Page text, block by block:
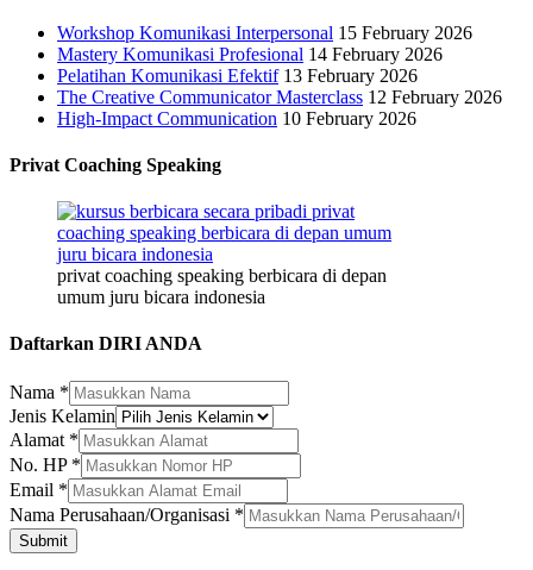
Workshop Komunikasi Interpersonal 15 February 2026
Mastery Komunikasi Profesional 14 February 2026
Pelatihan Komunikasi Efektif 13 February 2026
The Creative Communicator Masterclass 12 February 2026
High-Impact Communication 10 February 2026
Privat Coaching Speaking
privat coaching speaking berbicara di depan
umum juru bicara indonesia
Daftarkan DIRI ANDA
Nama *
Jenis Kelamin
Alamat *
Kelamin
Jenis
Alamat
No. HP *
Email *
Nama Perusahaan/Organisasi *
Submit